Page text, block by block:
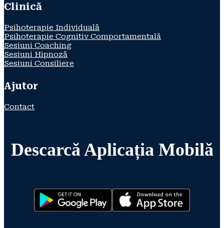
Clinică
Psihoterapie Individuală
Psihoterapie Cognitiv Comportamentală
Sesiuni Coaching
Sesiuni Hipnoză
Sesiuni Consiliere
Ajutor
Contact
Descarcă Aplicația Mobilă